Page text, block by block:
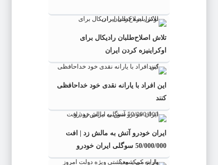
تلاش اصلاح‌طلبان رادیکال برای
اوکراینیزه کردن ایران
این افراد با یارانه نقدی خود خداحافظی
کنند
ایران خودرو آتش به مالش زد | افت
50/000/000 سوگلی ایران خودرو